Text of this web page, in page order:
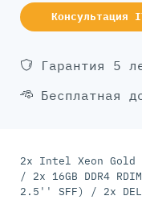
Консультация
Гарантия 5
Бесплатная
2x Intel Xeon Gold
/ 2x 16GB DDR4
2.5'' SFF) / 2x